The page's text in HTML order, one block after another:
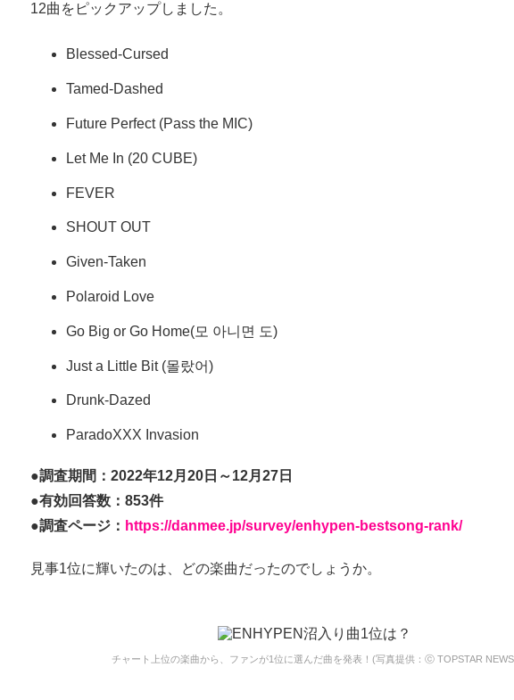
12曲をピックアップしました。
Blessed-Cursed
Tamed-Dashed
Future Perfect (Pass the MIC)
Let Me In (20 CUBE)
FEVER
SHOUT OUT
Given-Taken
Polaroid Love
Go Big or Go Home(모 아니면 도)
Just a Little Bit (몰랐어)
Drunk-Dazed
ParadoXXX Invasion
●調査期間：2022年12月20日～12月27日
●有効回答数：853件
●調査ページ： https://danmee.jp/survey/enhypen-bestsong-rank/
見事1位に輝いたのは、どの楽曲だったのでしょうか。
チャート上位の楽曲から、ファンが1位に選んだ曲を発表！(写真提供：ⓒ TOPSTAR